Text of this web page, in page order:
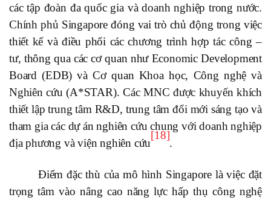
các tập đoàn đa quốc gia và doanh nghiệp trong nước.
Chính phủ Singapore đóng vai trò chủ động trong việc
thiết kế và điều phối các chương trình hợp tác công –
tư, thông qua các cơ quan như Economic Development
Board (EDB) và Cơ quan Khoa học, Công nghệ và
Nghiên cứu (A*STAR). Các MNC được khuyến khích
thiết lập trung tâm R&D, trung tâm đổi mới sáng tạo và
tham gia các dự án nghiên cứu chung với doanh nghiệp
địa phương và viện nghiên cứu
[18]
.
Điểm đặc thù của mô hình Singapore là việc đặt
trọng tâm vào nâng cao năng lực hấp thụ công nghệ